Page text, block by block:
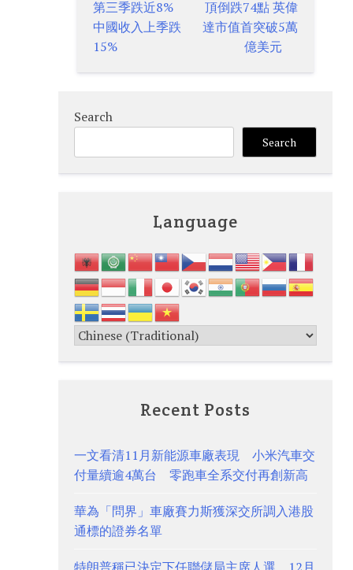
navigation
第三季跌近8%
中國收入上季跌
15%
頂倒跌74點 英偉
達市值首突破5萬
億美元
Search
Search
Language
Recent Posts
一文看清11月新能源車廠表現 小米汽車交
付量續逾4萬台 零跑車全系交付再創新高
華為「問界」車廠賽力斯獲深交所調入港股
通標的證券名單